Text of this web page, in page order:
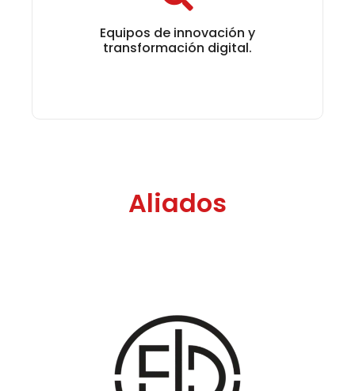
Equipos de innovación y
transformación digital.
Equipos de innovación y transformación
Aliados